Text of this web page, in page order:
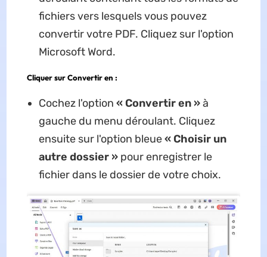
fichiers vers lesquels vous pouvez
convertir votre PDF. Cliquez sur l'option
Microsoft Word.
Cliquer sur Convertir en :
Cochez l'option « Convertir en »à
gauche du menu déroulant. Cliquez
ensuite sur l'option bleue« Choisir un
autre dossier »pour enregistrer le
fichier dans le dossier de votre choix.